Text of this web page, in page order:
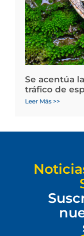
Se acentúa
tráfico de
Leer Más >>